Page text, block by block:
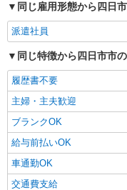
同じ雇用形態から四日
派遣社員
同じ特徴から四日市市
履歴書不要
主婦・主夫歓迎
ブランクOK
給与前払いOK
車通勤OK
交通費支給